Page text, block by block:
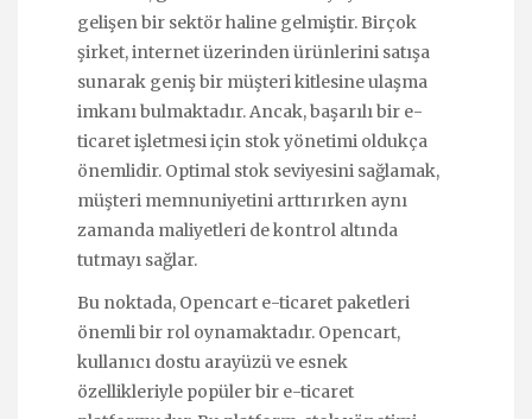
gelişen bir sektör haline gelmiştir. Birçok
şirket, internet üzerinden ürünlerini satışa
sunarak geniş bir müşteri kitlesine ulaşma
imkanı bulmaktadır. Ancak, başarılı bir e-
ticaret işletmesi için stok yönetimi oldukça
önemlidir. Optimal stok seviyesini sağlamak,
müşteri memnuniyetini arttırırken aynı
zamanda maliyetleri de kontrol altında
tutmayı sağlar.
Bu noktada, Opencart e-ticaret paketleri
önemli bir rol oynamaktadır. Opencart,
kullanıcı dostu arayüzü ve esnek
özellikleriyle popüler bir e-ticaret